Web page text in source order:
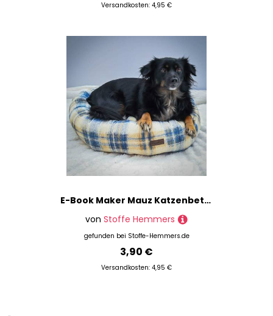
Versandkosten: 4,95 €
E-Book Maker Mauz Katzenbett / Hundebett
von Stoffe Hemmers
gefunden bei Stoffe-Hemmers.de
3,90 €
Versandkosten: 4,95 €